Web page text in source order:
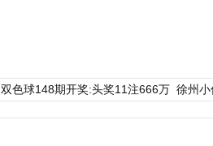
双色球148期开奖:头奖11注666万 徐州